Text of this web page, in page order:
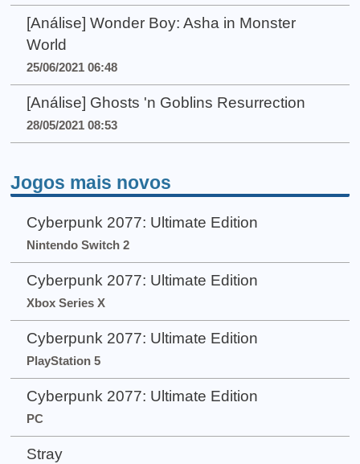
[Análise] Wonder Boy: Asha in Monster
World
25/06/2021 06:48
[Análise] Ghosts 'n Goblins Resurrection
28/05/2021 08:53
Jogos mais novos
Cyberpunk 2077: Ultimate Edition
Nintendo Switch 2
Cyberpunk 2077: Ultimate Edition
Xbox Series X
Cyberpunk 2077: Ultimate Edition
PlayStation 5
Cyberpunk 2077: Ultimate Edition
PC
Stray